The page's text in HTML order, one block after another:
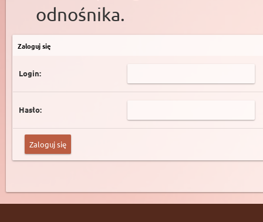
odnośnika.
Zaloguj się
Login:
Hasło: